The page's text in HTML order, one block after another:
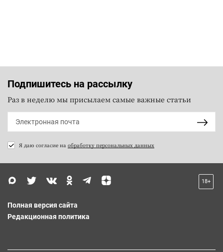
Подпишитесь на рассылку
Раз в неделю мы присылаем самые важные статьи
Я даю согласие на обработку персональных данных
18+
Полная версия сайта
Редакционная политика